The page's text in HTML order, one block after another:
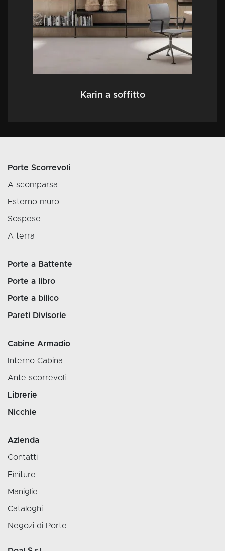
Karin a soffitto
Porte Scorrevoli
A scomparsa
Esterno muro
Sospese
A terra
Porte a Battente
Porte a libro
Porte a bilico
Pareti Divisorie
Cabine Armadio
Interno Cabina
Ante scorrevoli
Librerie
Nicchie
Azienda
Contatti
Finiture
Maniglie
Cataloghi
Negozi di Porte